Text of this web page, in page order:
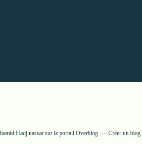
Hadj nassarsur le portail Overblog Créer un